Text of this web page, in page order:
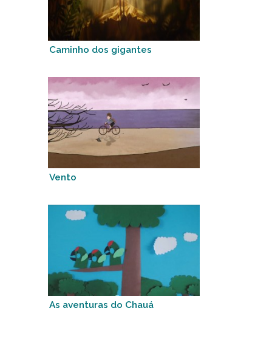
Caminho dos gigantes
Vento
As aventuras do Chauá